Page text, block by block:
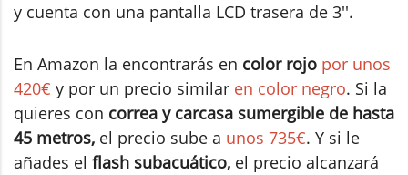
y cuenta con una pantalla LCD trasera de 3''.
En Amazon la encontrarás en color rojo por unos
420€ y por un precio similar en color negro. Si la
quieres con correa y carcasa sumergible de hasta
45 metros, el precio sube a unos 735€. Y si le
añades el flash subacuático, el precio alcanzará